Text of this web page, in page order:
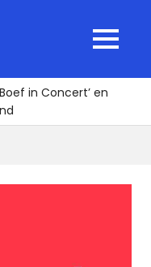
MENU
in Concert’ en